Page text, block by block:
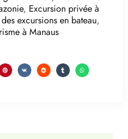
, Excursion privée à
excursions en bateau,
à Manaus